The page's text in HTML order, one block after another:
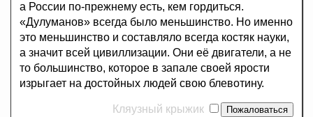
а России по-прежнему есть, кем гордиться.
«Дулуманов» всегда было меньшинство. Но именно
это меньшинство и составляло всегда костяк науки,
а значит всей цивиллизации. Они её двигатели, а не
то большинство, которое в запале своей ярости
изрыгает на достойных людей свою блевотину.
Кляузный крыжик